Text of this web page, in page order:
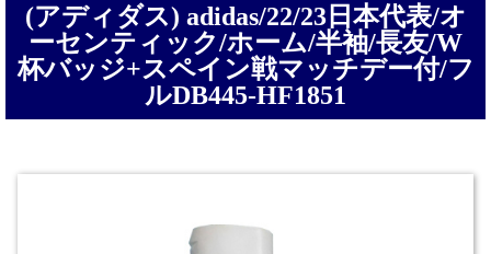
(アディダス) adidas/22/23日本代表/オ
ーセンティック/ホーム/半袖/長友/W
杯バッジ+スペイン戦マッチデー付/フ
ルDB445-HF1851